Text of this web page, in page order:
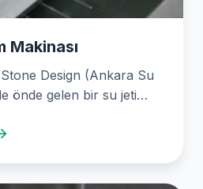
Makinası
Design (Ankara Su
önde gelen bir su jeti…